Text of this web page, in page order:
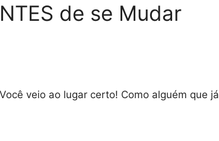
de se Mudar
veio ao lugar certo! Como alguém que já